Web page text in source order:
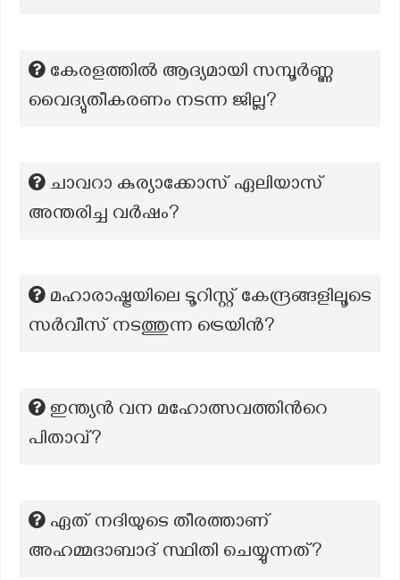
കേരളത്തില്‍ ആദ്യമായി സമ്പൂര്‍ണ്ണ
വൈദ്യുതീകരണം നടന്ന ജില്ല?
ചാവറാ കുര്യാക്കോസ് ഏലിയാസ്
അന്തരിച്ച വർഷം?
മഹാരാഷ്ട്രയിലെ ടൂറിസ്റ്റ് കേന്ദ്രങ്ങളിലൂടെ
സർവീസ് നടത്തുന്ന ട്രെയിൻ?
ഇന്ത്യന്‍ വന മഹോത്സവത്തിന്‍റെ
പിതാവ്?
ഏത് നദിയുടെ തീരത്താണ്
അഹമ്മദാബാദ് സ്ഥിതി ചെയ്യുന്നത്?